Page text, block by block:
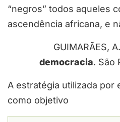
“negros” todos aqueles
ascendência africana, e
GUIMARÃES,
democracia. São
A estratégia utilizada por
como objetivo